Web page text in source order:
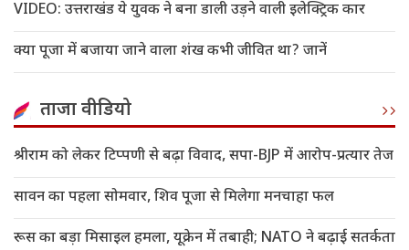
VIDEO: उत्तराखंड ये युवक ने बना डाली उड़ने वाली इलेक्ट्रिक कार
क्या पूजा में बजाया जाने वाला शंख कभी जीवित था? जानें
ताजा वीडियो
श्रीराम को लेकर टिप्पणी से बढ़ा विवाद, सपा-BJP में आरोप-प्रत्यार तेज
सावन का पहला सोमवार, शिव पूजा से मिलेगा मनचाहा फल
रूस का बड़ा मिसाइल हमला, यूक्रेन में तबाही; NATO ने बढ़ाई सतर्कता